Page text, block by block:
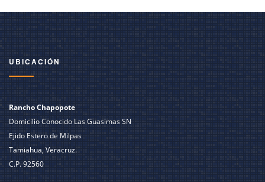
UBICACIÓN
Rancho Chapopote
Domicilio Conocido Las Guasimas SN
Ejido Estero de Milpas
Tamiahua, Veracruz.
C.P. 92560